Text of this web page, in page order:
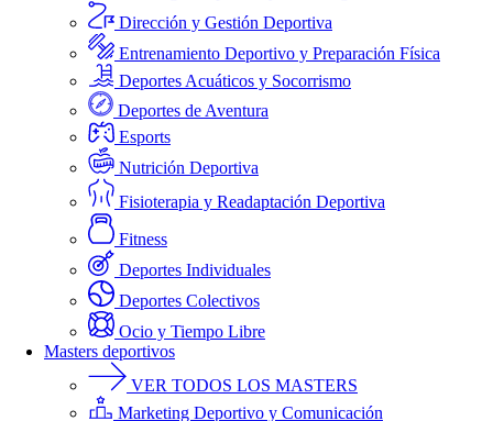
Dirección y Gestión Deportiva
Entrenamiento Deportivo y Preparación Física
Deportes Acuáticos y Socorrismo
Deportes de Aventura
Esports
Nutrición Deportiva
Fisioterapia y Readaptación Deportiva
Fitness
Deportes Individuales
Deportes Colectivos
Ocio y Tiempo Libre
Masters deportivos
VER TODOS LOS MASTERS
Marketing Deportivo y Comunicación